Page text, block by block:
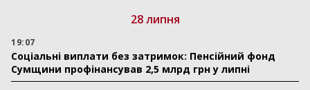
28 липня
19:07
Соціальні виплати без затримок: Пенсійний фонд
Сумщини профінансував 2,5 млрд грн у липні